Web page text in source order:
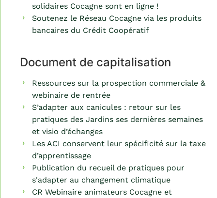
solidaires Cocagne sont en ligne !
Soutenez le Réseau Cocagne via les produits
bancaires du Crédit Coopératif
Document de capitalisation
Ressources sur la prospection commerciale &
webinaire de rentrée
S’adapter aux canicules : retour sur les
pratiques des Jardins ses dernières semaines
et visio d’échanges
Les ACI conservent leur spécificité sur la taxe
d’apprentissage
Publication du recueil de pratiques pour
s'adapter au changement climatique
CR Webinaire animateurs Cocagne et